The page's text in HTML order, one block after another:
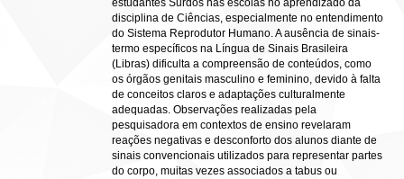
estudantes Surdos nas escolas no aprendizado da
disciplina de Ciências, especialmente no entendimento
do Sistema Reprodutor Humano. A ausência de sinais-
termo específicos na Língua de Sinais Brasileira
(Libras) dificulta a compreensão de conteúdos, como
os órgãos genitais masculino e feminino, devido à falta
de conceitos claros e adaptações culturalmente
adequadas. Observações realizadas pela
pesquisadora em contextos de ensino revelaram
reações negativas e desconforto dos alunos diante de
sinais convencionais utilizados para representar partes
do corpo, muitas vezes associados a tabus ou